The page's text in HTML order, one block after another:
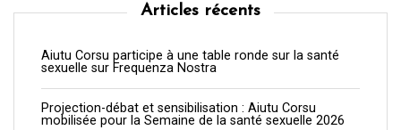
Articles récents
Aiutu Corsu participe à une table ronde sur la santé
sexuelle sur Frequenza Nostra
Projection-débat et sensibilisation : Aiutu Corsu
mobilisée pour la Semaine de la santé sexuelle 2026